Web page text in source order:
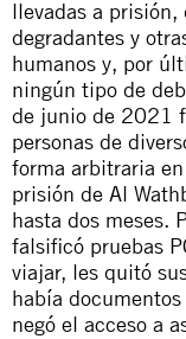
llevadas a
degradantes y
humanos y, por
ningún tipo de
de junio de 2021
personas de
forma arbitraria
prisión de Al
hasta dos meses.
falsificó pruebas
viajar, les quitó
había
negó el acceso a